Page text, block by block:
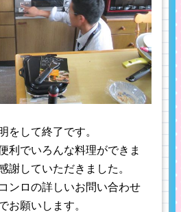
をして終了です。
利でいろんな料理ができま
謝していただきました。
ンロの詳しいお問い合わせ
お願いします。